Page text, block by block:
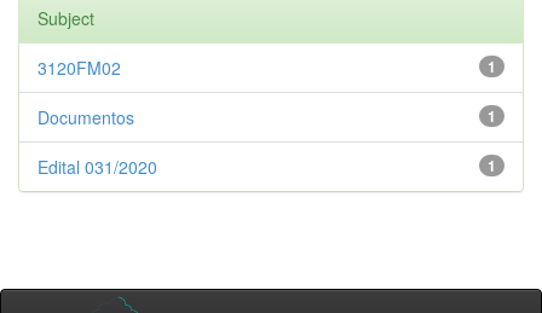
Subject
1
3120FM02
1
Documentos
1
Edital 031/2020